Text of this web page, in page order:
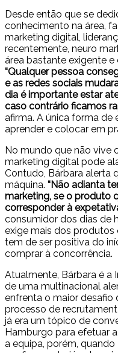
Desde então que se
conhecimento na área,
marketing digital,
recentemente, neuro
área bastante exigente
“Qualquer pessoa
e as redes sociais
dia é importante estar
caso contrário ficamos
afirma. A única forma de
aprender e colocar em
No mundo que não vive
marketing digital pode
Contudo, Bárbara alerta
máquina. “Não adianta
marketing, se o produto
corresponder à
consumidor dos dias de
exige mais dos produtos
tem de ser positiva do
comprar à concorrência.
Atualmente, Bárbara é a
de uma multinacional
enfrenta o maior desafio
processo de
já era um tópico de
Hamburgo para efetuar
a equipa, porém,